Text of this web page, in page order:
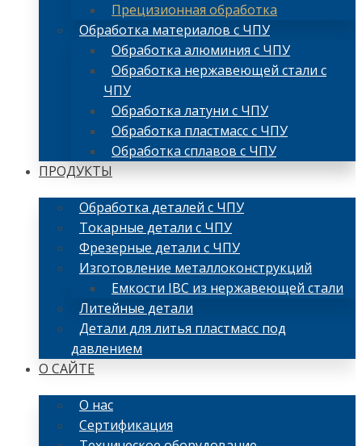
Прецизионная обработка
Обработка материалов с ЧПУ
Обработка алюминия с ЧПУ
Обработка нержавеющей стали с
ЧПУ
Обработка латуни с ЧПУ
Обработка пластмасс с ЧПУ
Обработка сплавов с ЧПУ
ПРОДУКТЫ
Обработка деталей с ЧПУ
Токарные детали с ЧПУ
Фрезерные детали с ЧПУ
Изготовление металлоконструкций
Емкости IBC из нержавеющей стали
Литейные детали
Детали для литья пластмасс под
давлением
О САЙТЕ
О нас
Сертификация